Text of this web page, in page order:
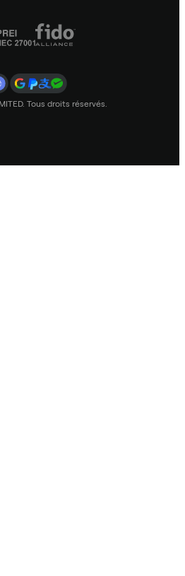
Tous droits réservés.